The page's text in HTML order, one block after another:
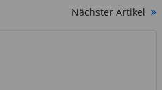
Nächster Artikel